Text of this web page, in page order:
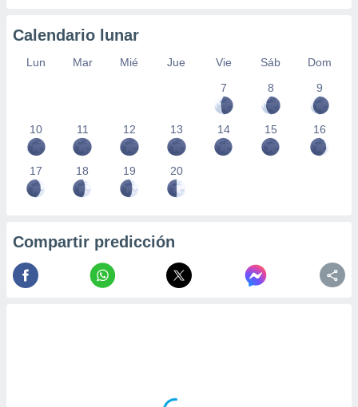
Calendario lunar
Lun Mar Mié Jue Vie Sáb
Dom
7
8 9
10 11 12 13 14 15 16
17 18 19 20
Compartir predicción